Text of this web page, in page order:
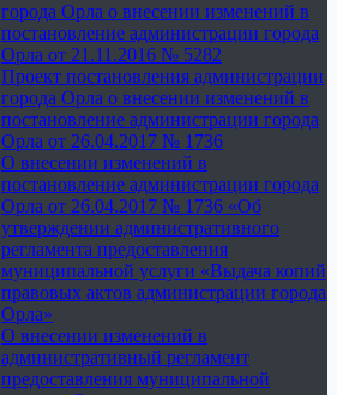
города Орла о внесении изменений в
постановление администрации города
Орла от 21.11.2016 № 5282
Проект постановления администрации
города Орла о внесении изменений в
постановление администрации города
Орла от 26.04.2017 № 1736
О внесении изменений в
постановление администрации города
Орла от 26.04.2017 № 1736 «Об
утверждении административного
регламента предоставления
муниципальной услуги «Выдача копий
правовых актов администрации города
Орла»
О внесении изменений в
административный регламент
предоставления муниципальной